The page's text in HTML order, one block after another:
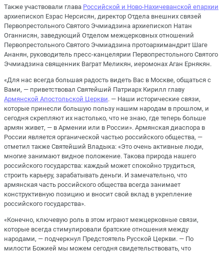
Также участвовали глава Российской и Ново-Нахичеванской епархии
архиепископ Езрас Нерсисян, директор Отдела внешних связей
Первопрестольного Святого Эчмиадзина архиепископ Натан
Оганнисян, заведующий Отделом межцерковных отношений
Первопрестольного Святого Эчмиадзина протоархимандрит Шаге
Ананян, руководитель пресс-канцелярии Первопрестольного Святого
Эчмиадзина священник Ваграт Меликян, иеромонах Аган Ернякян.
«Для нас всегда большая радость видеть Вас в Москве, общаться с
Вами, — приветствовал Святейший Патриарх Кирилл главу
Армянской Апостольской Церкви. — Наши исторические связи,
которые принесли большую пользу нашим народам в прошлом, и
сегодня скрепляют их настолько, что не знаю, где теперь больше
армян живет, — в Армении или в России». Армянская диаспора в
России является органической частью российского общества, —
отметил также Святейший Владыка: «Это очень активные люди,
многие занимают видное положение. Такова природа нашего
российского государства: каждый может спокойно трудиться,
строить карьеру, зарабатывать деньги. И замечательно, что
армянская часть российского общества всегда занимает
конструктивную позицию и вносит свой вклад в укрепление
российского государства».
«Конечно, ключевую роль в этом играют межцерковные связи,
которые всегда стимулировали братские отношения между
народами, — подчеркнул Предстоятель Русской Церкви. — По
милости Божией мы можем сегодня свидетельствовать, что